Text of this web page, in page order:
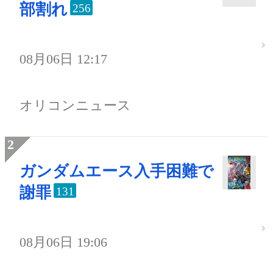
部割れ 256
08月06日 12:17
オリコンニュース
ガンダムエース入手困難で
謝罪 131
08月06日 19:06